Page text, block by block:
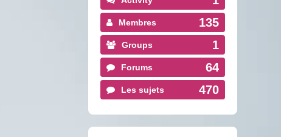
Membres 135
Groups 1
Forums 64
Les sujets 470